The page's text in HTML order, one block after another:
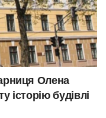
Олена
історію будівлі